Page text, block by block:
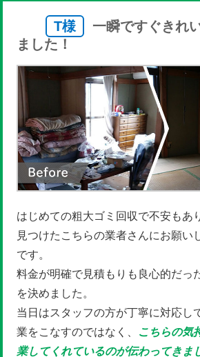
T様
一瞬ですぐきれ
ました！
はじめての粗大ゴミ回収で不安もあ
見つけたこちらの業者さんにお願い
です。
料金が明確で見積もりも良心的だっ
を決めました。
当日はスタッフの方が丁寧に対応し
業をこなすのではなく、
こちらの気
業してくれているのが伝わってきま